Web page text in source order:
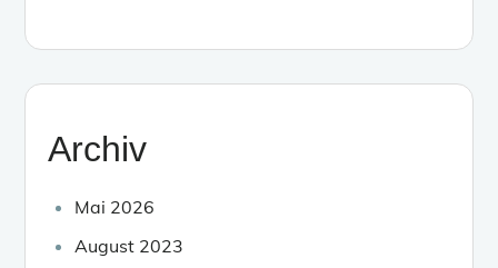
Archiv
Mai 2026
August 2023